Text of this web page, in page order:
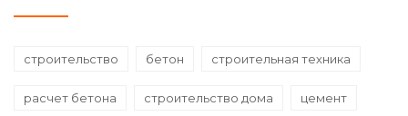
строительство бетон строительная техника
расчет бетона строительство дома цемент